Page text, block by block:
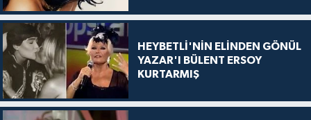
HEYBETLİ'NİN ELİNDEN GÖNÜL
YAZAR'I BÜLENT ERSOY
KURTARMIŞ